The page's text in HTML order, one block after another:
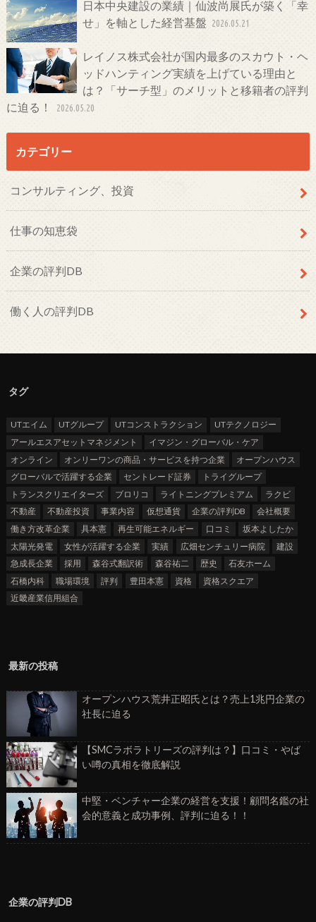
日本中央建設の業績｜仙波尚展氏が築く「幸
せ」を軸とした経営基盤 2026.05.21
レイノス株式会社が国内最多のスカウト・ヘ
ッドハンティング実績を上げている理由と
は？「サーチ型」のメリットと移籍者の評判
に迫る！
2026.05.20
カテゴリー
コンサルティング、投資
仕事の知恵袋
企業の評判DB
働く人の評判DB
タグ
UTエイム UTグループ UTコンストラクション
UTテクノロジー
アールエスアセットマネジメント
イマジン・グローバル・ケア
オンライン
オンリーワンの商品・サービスを持つ企業
オープンハウス
グローバルで活躍する企業
セントレード証券
トライグループ
トランスクリエイターズ
ブロリコ ライトニングプレミアム
ラクビ
不動産
不動産投資 事業内容 仮想通貨 企業の評判DB
会社概要
働き方改革企業
具本憲 再生可能エネルギー 口コミ
坂本よしたか
太陽光発電
女性が活躍する企業 実績 広畑センチュリー病院
建設
急成長企業
採用 森谷式翻訳術 森谷祐二 歴史
石友ホーム
石橋内科
職場環境 評判 豊田本憲 資格
資格スクエア
近畿産業信用組合
最新の投稿
オープンハウス荒井正昭氏とは？売上1兆円企業の
社長に迫る
【SMCラボラトリーズの評判は？】口コミ・やば
い噂の真相を徹底解説
中堅・ベンチャー企業の経営を支援！顧問名鑑の社
会的意義と成功事例、評判に迫る！！
企業の評判DB